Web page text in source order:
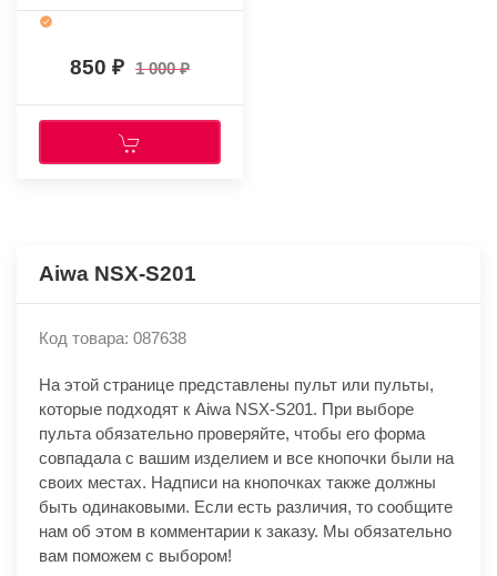
850 1 000
Aiwa NSX-S201
Код товара: 087638
На этой странице представлены пульт или пульты,
которые подходят к Aiwa NSX-S201. При выборе
пульта обязательно проверяйте, чтобы его форма
совпадала с вашим изделием и все кнопочки были на
своих местах. Надписи на кнопочках также должны
быть одинаковыми. Если есть различия, то сообщите
нам об этом в комментарии к заказу. Мы обязательно
вам поможем с выбором!